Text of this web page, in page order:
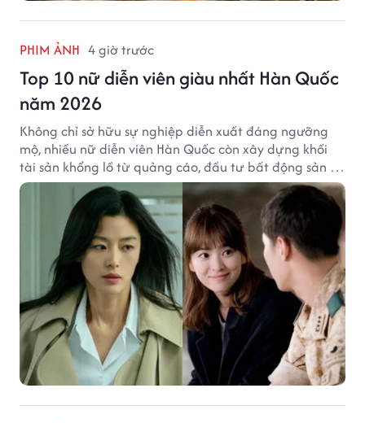
PHIM ẢNH 4 giờ trước
Top 10 nữ diễn viên giàu nhất Hàn Quốc
năm 2026
Không chỉ sở hữu sự nghiệp diễn xuất đáng ngưỡng
mộ, nhiều nữ diễn viên Hàn Quốc còn xây dựng khối
tài sản khổng lồ từ quảng cáo, đầu tư bất động sản và
hoạt động kinh doanh.